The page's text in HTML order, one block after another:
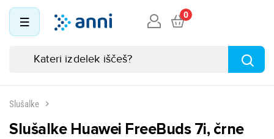
0
Slušalke
Slušalke Huawei FreeBuds 7i, črne